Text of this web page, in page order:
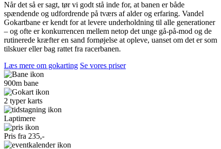
Når det så er sagt, tør vi godt stå inde for, at banen er både
spændende og udfordrende på tværs af alder og erfaring. Vandel
Gokartbane er kendt for at levere underholdning til alle generationer
– og ofte er konkurrencen mellem netop det unge gå-på-mod og de
rutinerede kræfter en sand fornøjelse at opleve, uanset om det er som
tilskuer eller bag rattet fra racerbanen.
Læs mere om gokarting Se vores priser
900m bane
2 typer karts
Laptimere
Pris fra 235,-